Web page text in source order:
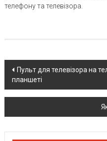
телефону та телевізора.
Post
navigation
Пульт для телевізора на
планшеті